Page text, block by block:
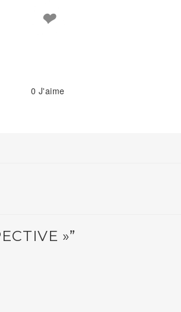
❤
0 J'aime
»”